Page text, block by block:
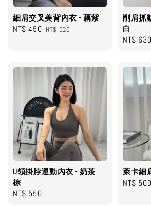
細肩交叉美背內衣 - 藕紫
Sale
NT$ 450 Regular
NT$ 520
削肩抓
白
Regular
NT$ 630
U領掛脖運動內衣 - 奶茶
棕
Regular
NT$ 550
萊卡細
Regular
NT$ 500